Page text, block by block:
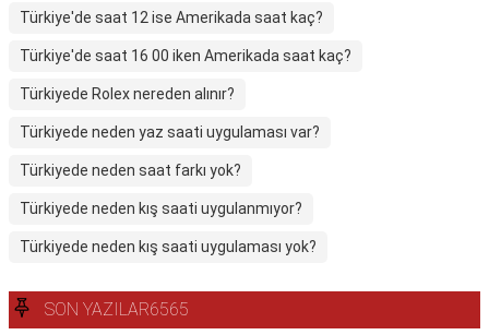
Türkiye'de saat 12 ise Amerikada saat kaç?
Türkiye'de saat 16 00 iken Amerikada saat kaç?
Türkiyede Rolex nereden alınır?
Türkiyede neden yaz saati uygulaması var?
Türkiyede neden saat farkı yok?
Türkiyede neden kış saati uygulanmıyor?
Türkiyede neden kış saati uygulaması yok?
SON YAZILAR6565